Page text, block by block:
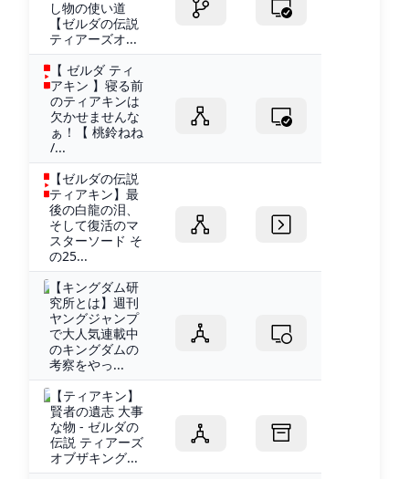
し物の使い道
【ゼルダの伝説
ティアーズオ...
【 ゼルダ ティ
アキン 】寝る前
のティアキンは
欠かせませんな
ぁ！【 桃鈴ねね
/...
【ゼルダの伝説
ティアキン】最
後の白龍の泪、
そして復活のマ
スターソード そ
の25...
【キングダム研
究所とは】週刊
ヤングジャンプ
で大人気連載中
のキングダムの
考察をやっ...
【ティアキン】
賢者の遺志 大事
な物 - ゼルダの
伝説 ティアーズ
オブザキング...